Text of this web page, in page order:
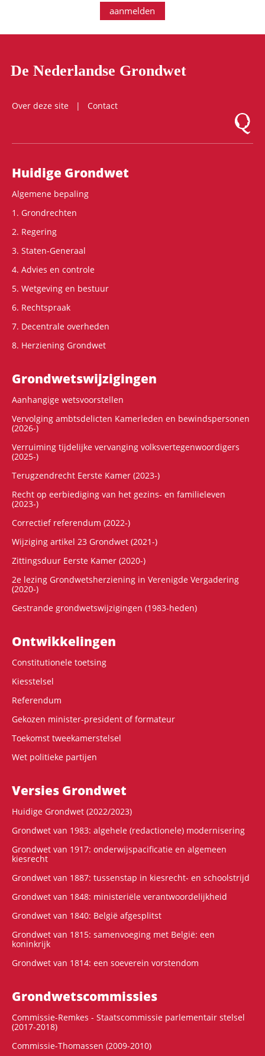
aanmelden
De Nederlandse Grondwet
Over deze site
Contact
Logo
Hoofdnavigatie
Huidige Grondwet
Algemene bepaling
1. Grondrechten
2. Regering
3. Staten-Generaal
4. Advies en controle
5. Wetgeving en bestuur
6. Rechtspraak
7. Decentrale overheden
8. Herziening Grondwet
Grondwets­wijzigingen
Aanhangige wetsvoorstellen
Vervolging ambtsdelicten Kamerleden en bewindspersonen
(2026-)
Verruiming tijdelijke vervanging volksvertegenwoordigers
(2025-)
Terugzendrecht Eerste Kamer (2023-)
Recht op eerbiediging van het gezins- en familieleven
(2023-)
Correctief referendum (2022-)
Wijziging artikel 23 Grondwet (2021-)
Zittingsduur Eerste Kamer (2020-)
2e lezing Grondwetsherziening in Verenigde Vergadering
(2020-)
Gestrande grondwetswijzigingen (1983-heden)
Ontwikke­lingen
Constitutionele toetsing
Kiesstelsel
Referendum
Gekozen minister-president of formateur
Toekomst tweekamerstelsel
Wet politieke partijen
Versies Grondwet
Huidige Grondwet (2022/2023)
Grondwet van 1983: algehele (redactionele) modernisering
Grondwet van 1917: onderwijspacificatie en algemeen
kiesrecht
Grondwet van 1887: tussenstap in kiesrecht- en schoolstrijd
Grondwet van 1848: ministeriële verantwoordelijkheid
Grondwet van 1840: België afgesplitst
Grondwet van 1815: samenvoeging met België: een
koninkrijk
Grondwet van 1814: een soeverein vorstendom
Grondwets­commissies
Commissie-Remkes - Staatscommissie parlementair stelsel
(2017-2018)
Commissie-Thomassen (2009-2010)